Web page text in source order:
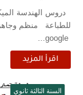
للطباعة منظم
اقرأ المزيد
السنة الثالثة ثانوي